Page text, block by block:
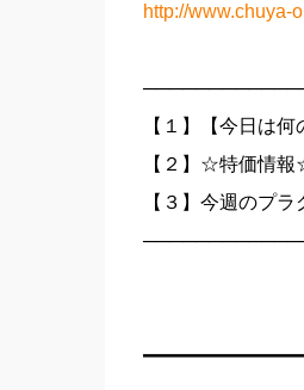
http://www.chuya-
【１】【今日は
【２】☆特価情報
【３】今週のプ